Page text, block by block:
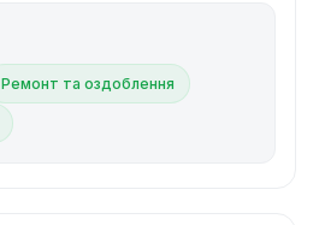
Ремонт та оздоблення